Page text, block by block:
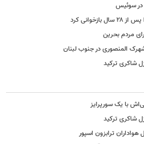
در سوئیس
کرد
مردم بحرین
شهرک المنصوری در جنوب لبنان
شاکری ترکید
شاکری ترکید
ترابزون اسپور